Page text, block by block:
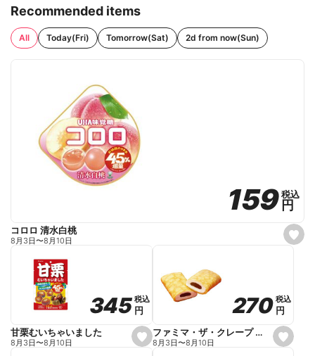
Recommended items
All Today(Fri) Tomorrow(Sat) 2d from now(Sun)
s
e
159
159税込
税込
円
円
コロロ 清水白桃
8月3日〜8月10日
s
e
345
345税込
税込
円
円
甘栗むいちゃいました
8月3日〜8月10日
s
e
270
270 税込
税込
円
円
ファミマ・ザ・クレープ 生チョコ
8月3日〜8月10日